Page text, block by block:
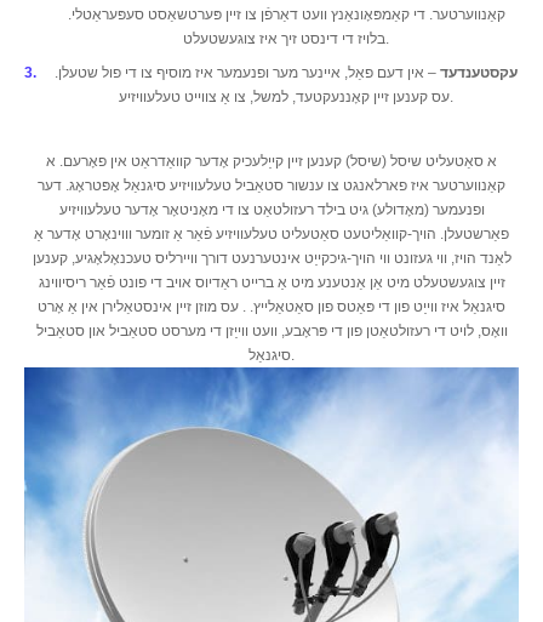
קאַנווערטער. די קאַמפּאָונאַנץ וועט דאַרפֿן צו זיין פּערטשאַסט סעפּעראַטלי.
בלויז די דינסט זיך איז צוגעשטעלט.
עקסטענדעד – אין דעם פאַל, איינער מער ופנעמער איז מוסיף צו די פול שטעלן.
עס קענען זיין קאָננעקטעד, למשל, צו אַ צווייט טעלעוויזיע.
א סאַטעליט שיסל (שיסל) קענען זיין קייַלעכיק אָדער קוואַדראַט אין פאָרעם. א
קאַנווערטער איז פארלאנגט צו ענשור סטאַביל טעלעוויזיע סיגנאַל אָפּטראָג. דער
ופנעמער (מאָדולע) גיט בילד רעזולטאַט צו די מאָניטאָר אָדער טעלעוויזיע
פאַרשטעלן. הויך-קוואַליטעט סאַטעליט טעלעוויזיע פֿאַר אַ זומער וווינאָרט אָדער אַ
לאַנד הויז, ווי געזונט ווי הויך-גיכקייַט אינטערנעט דורך וויירליס טעכנאָלאָגיע, קענען
זיין צוגעשטעלט מיט אַן אַנטענע מיט אַ ברייט ראַדיוס אויב די פונט פֿאַר ריסיווינג
סיגנאַל איז ווייַט פון די פּאַטס פון סאַטאַלייץ. . עס מוזן זיין אינסטאַלירן אין אַ אָרט
וואָס, לויט די רעזולטאַטן פון די פּראָבע, וועט ווייַזן די מערסט סטאַביל און סטאַביל